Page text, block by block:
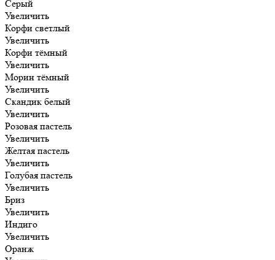
Серый
Увеличить
Корфи светлый
Увеличить
Корфи тёмный
Увеличить
Морин тёмный
Увеличить
Скандик белый
Увеличить
Розовая пастель
Увеличить
Желтая пастель
Увеличить
Голубая пастель
Увеличить
Бриз
Увеличить
Индиго
Увеличить
Оранж